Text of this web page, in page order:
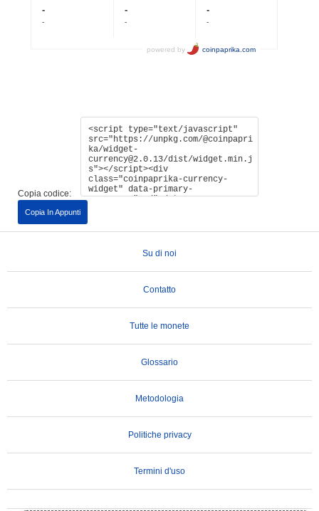
Copia codice:
Copia In Appunti
Su di noi
Contatto
Tutte le monete
Glossario
Metodologia
Politiche privacy
Termini d'uso